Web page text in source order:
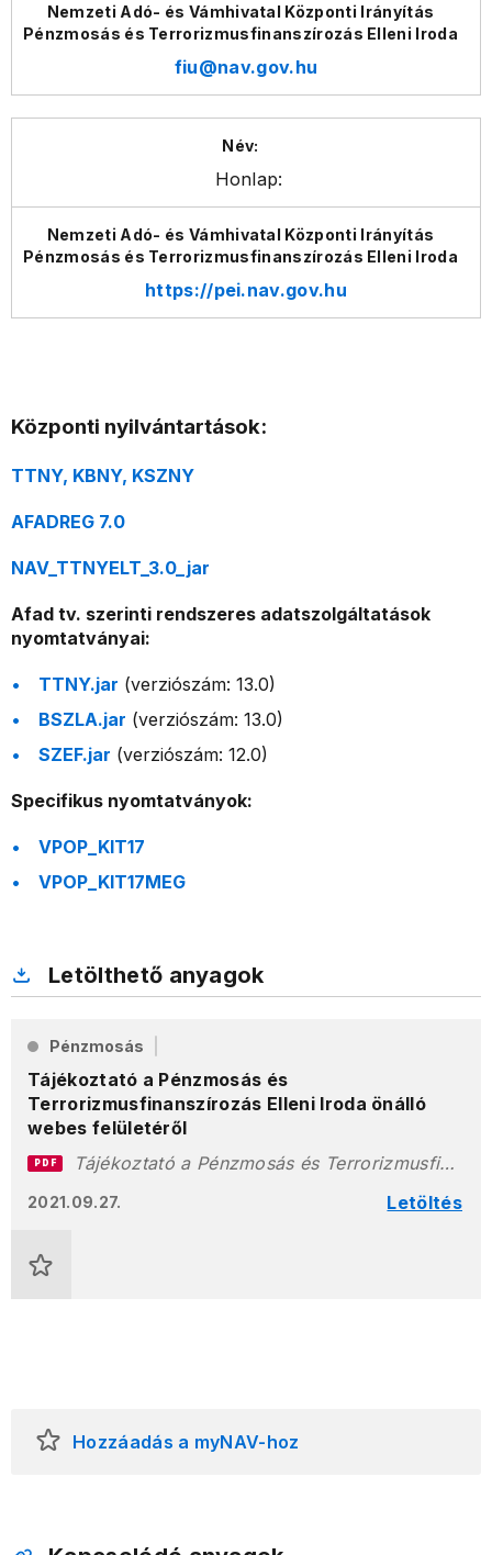
fiu@nav.gov.hu
Honlap:
https://pei.nav.gov.hu
Központi nyilvántartások:
TTNY, KBNY, KSZNY
AFADREG 7.0
NAV_TTNYELT_3.0_jar
Afad tv. szerinti rendszeres adatszolgáltatások
nyomtatványai:
TTNY.jar (verziószám: 13.0)
BSZLA.jar (verziószám: 13.0)
SZEF.jar (verziószám: 12.0)
Specifikus nyomtatványok:
VPOP_KIT17
VPOP_KIT17MEG
Letölthető anyagok
Pénzmosás
Tájékoztató a Pénzmosás és
Terrorizmusfinanszírozás Elleni Iroda önálló
webes felületéről
2021.09.27. Letöltés
PDF Tájékoztató a Pénzmosás és Terrorizmusfinanszírozás Elleni Iroda önálló webes felületér_l.pdf
Hozzáadás a myNAV-hoz